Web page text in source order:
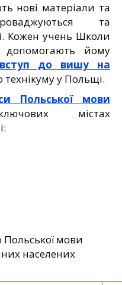
нові матеріали та
та
Кожен учень Школи
допомогають йому
вступ до вишу на
технікуму у Польщі.
Польської мови
містах
мови
населених